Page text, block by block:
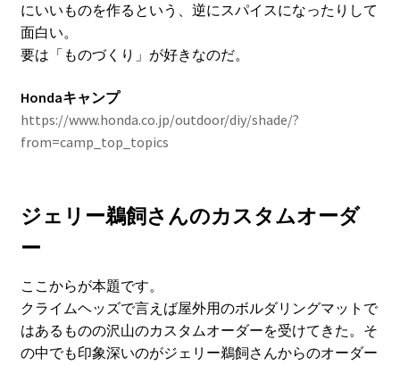
にいいものを作るという、逆にスパイスになったりして
面白い。
要は「ものづくり」が好きなのだ。
Hondaキャンプ
https://www.honda.co.jp/outdoor/diy/shade/?
from=camp_top_topics
ジェリー鵜飼さんのカスタムオーダ
ー
ここからが本題です。
クライムヘッズで言えば屋外用のボルダリングマットで
はあるものの沢山のカスタムオーダーを受けてきた。そ
の中でも印象深いのがジェリー鵜飼さんからのオーダー